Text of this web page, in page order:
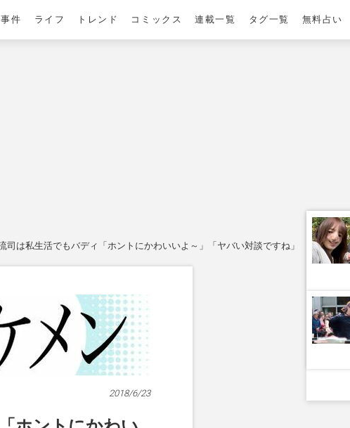
件 ライフ トレンド コミックス 連載一覧 タグ一覧 無料占い
司は私生活でもバディ「ホントにかわいいよ～」「ヤバい対談ですね」
2018/6/23